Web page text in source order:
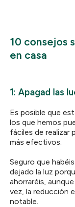
10 consejos
en casa
1: Apagad las
Es posible que
los que hemos
fáciles de realizar
más efectivos.
Seguro que
dejado la luz
ahorraréis,
vez, la reducción
notable.